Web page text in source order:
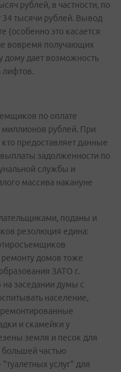
рублей, в частности, по
34 тысячи рублей. Вывод
(особенно это касается
вовремя получающих
дому дает возможность
лифтов.
по оплате
миллионов рублей. При
предоставляет данные
задолженности по
службы и
массива накануне
поданы и
резолюция едина:
ремонту домов тоже
ЗАТО г.
заседании думы с
население,
и скамейки у
земля и песок для
большей частью
услуг" для